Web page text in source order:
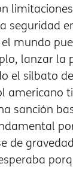
seguridad
mundo
lanzar la
el silbato
americano
sanción
de